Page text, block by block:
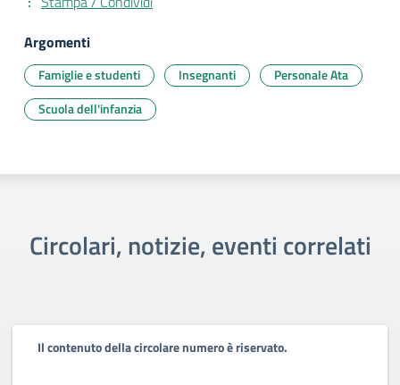
Argomenti
Famiglie e studenti Insegnanti
Personale Ata
Scuola dell'infanzia
Circolari, notizie, eventi correlati
Il contenuto della circolare numero è riservato.